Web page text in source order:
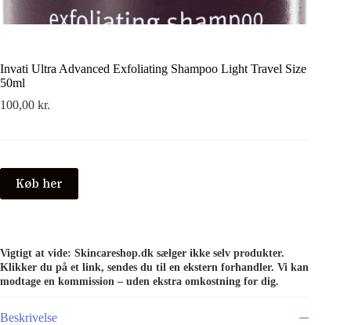
Invati Ultra Advanced Exfoliating Shampoo Light Travel Size
50ml
100,00 kr.
Køb her
Vigtigt at vide: Skincareshop.dk sælger ikke selv produkter.
Klikker du på et link, sendes du til en ekstern forhandler. Vi kan
modtage en kommission – uden ekstra omkostning for dig.
Beskrivelse